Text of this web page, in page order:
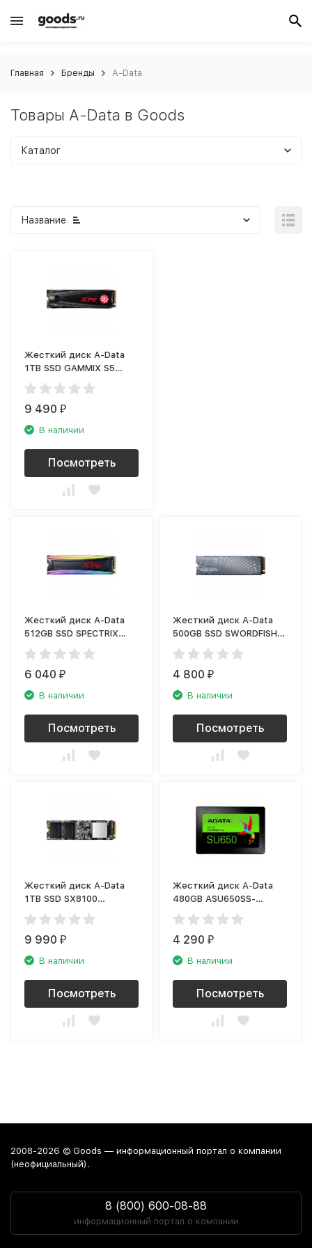
Главная Бренды A-Data
Товары A-Data в Goods
Каталог
Название
Жесткий диск A-Data
1TB SSD GAMMIX S5
(AGAMMIXS5-1TT-C)
9 490₽
В наличии
Посмотреть
Жесткий диск A-Data
512GB SSD SPECTRIX
S40G (AS40G-512GT-C)
6 040₽
В наличии
Посмотреть
Жесткий диск A-Data
500GB SSD SWORDFISH
(ASWORDFISH-500G-C)
4 800₽
В наличии
Посмотреть
Жесткий диск A-Data
1TB SSD SX8100
(ASX8100NP-1TT-C)
9 990₽
В наличии
Посмотреть
Жесткий диск A-Data
480GB ASU650SS-
480GT-R
4 290₽
В наличии
Посмотреть
2008-2026 © Goods — информационный портал о компании
(неофициальный).
8 (800) 600-08-88
информационный портал о компании